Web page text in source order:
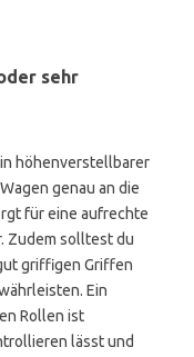
sehr
höhenverstellbarer
genau an die
für eine aufrechte
Zudem solltest du
griffigen Griffen
Ein
Rollen ist
lässt und